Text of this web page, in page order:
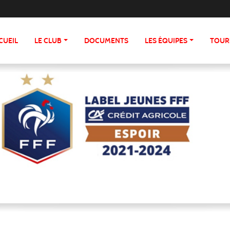
LE CLUB DOCUMENTS LES ÉQUIPES